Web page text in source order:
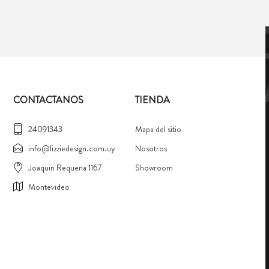
CONTACTANOS
24091343
info@lizziedesign.com.uy
Joaquin Requena 1167
Montevideo
TIENDA
Mapa del sitio
Nosotros
Showroom